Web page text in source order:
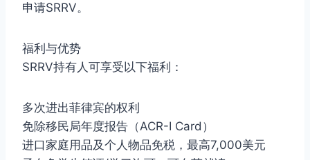
申请SRRV。
福利与优势
SRRV持有人可享受以下福利：
多次进出菲律宾的权利
免除移民局年度报告（ACR-I Card）
进口家庭用品及个人物品免税，最高7,000美元